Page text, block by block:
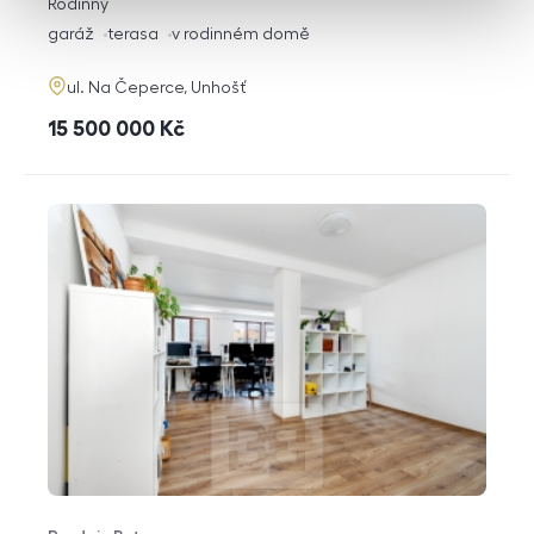
rozměry
dispozice
Rodinný
funkce
garáž terasa v rodinném domě
adresa
ul. Na Čeperce, Unhošť
cena
15 500 000 Kč